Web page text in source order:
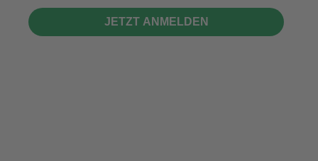
JETZT ANMELDEN